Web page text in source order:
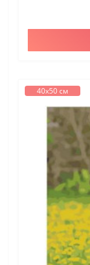
40х50 см